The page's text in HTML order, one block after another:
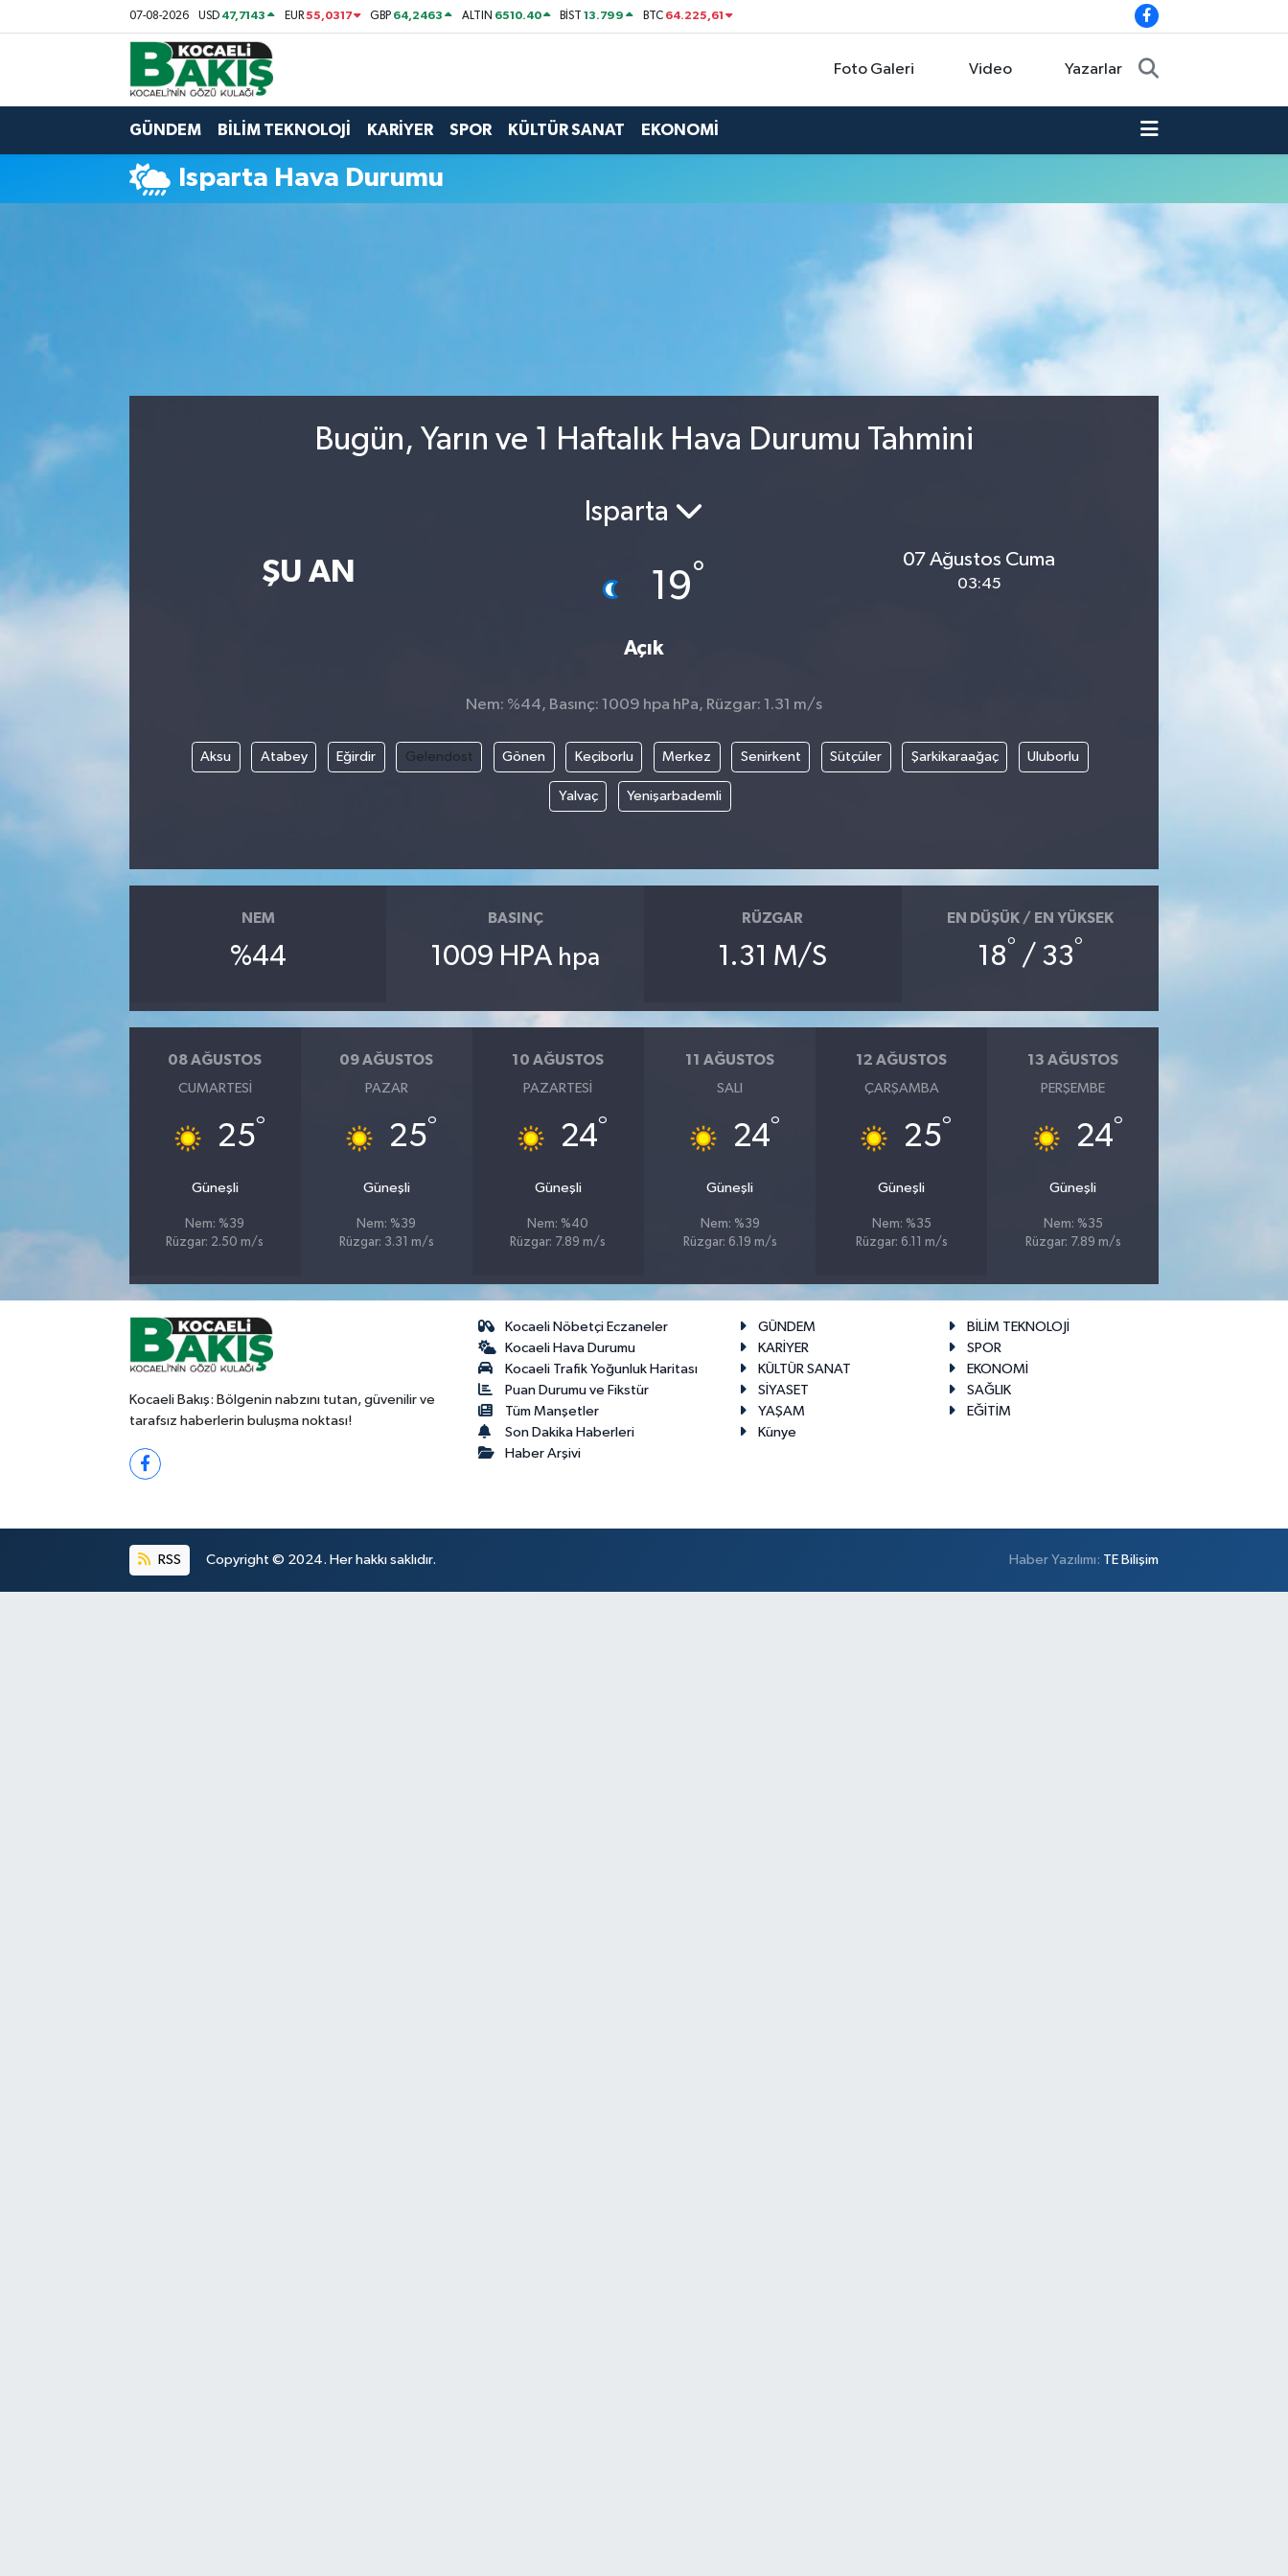
07-08-2026 USD 47,7143 EUR55,0317 GBP 64,2463 ALTIN 6510.40 BİST13.799 BTC 64.225,61
Foto Galeri Video Yazarlar
GÜNDEM BİLİM TEKNOLOJİ KARİYER SPOR KÜLTÜR SANAT EKONOMİ
Isparta Hava Durumu
Bugün, Yarın ve 1 Haftalık Hava Durumu Tahmini
ŞU AN
Isparta
19°
Açık
07 Ağustos Cuma
03:45
Nem: %44, Basınç: 1009 hpa hPa, Rüzgar: 1.31 m/s
Aksu Atabey Eğirdir Gelendost Gönen Keçiborlu Merkez Senirkent Sütçüler Şarkikaraağaç Uluborlu
Yalvaç Yenişarbademli
NEM
%44
BASINÇ
1009 HPA hpa
RÜZGAR
1.31 M/S
EN DÜŞÜK / EN YÜKSEK
18° / 33°
08 AĞUSTOS
CUMARTESI
25°
Güneşli
Nem: %39
Rüzgar: 2.50 m/s
09 AĞUSTOS
PAZAR
25°
Güneşli
Nem: %39
Rüzgar: 3.31 m/s
10 AĞUSTOS
PAZARTESI
24°
Güneşli
Nem: %40
Rüzgar: 7.89 m/s
11 AĞUSTOS
SALI
24°
Güneşli
Nem: %39
Rüzgar: 6.19 m/s
12 AĞUSTOS
ÇARŞAMBA
25°
Güneşli
Nem: %35
Rüzgar: 6.11 m/s
13 AĞUSTOS
PERŞEMBE
24°
Güneşli
Nem: %35
Rüzgar: 7.89 m/s
Kocaeli Bakış: Bölgenin nabzını tutan, güvenilir ve
tarafsız haberlerin buluşma noktası!
Kocaeli Nöbetçi Eczaneler
Kocaeli Hava Durumu
Kocaeli Trafik Yoğunluk Haritası
Puan Durumu ve Fikstür
Tüm Manşetler
Son Dakika Haberleri
Haber Arşivi
GÜNDEM
BİLİM TEKNOLOJİ
KARİYER
SPOR
KÜLTÜR SANAT
EKONOMİ
SİYASET
SAĞLIK
YAŞAM
EĞİTİM
Künye
RSS Copyright © 2024. Her hakkı saklıdır. Haber Yazılımı: TE Bilişim
Kocaeli Nöbetçi Eczaneler
Kocaeli Hava Durumu
Kocaeli Trafik Yoğunluk Haritası